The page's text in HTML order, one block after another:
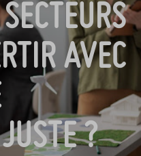
AVEC
?